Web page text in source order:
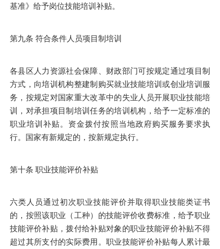
基准》给予岗位技能培训补贴。
第九条 符合条件人员项目制培训
各县区人力资源社会保障、财政部门可按规定通过项目制
方式，向培训机构整建制购买就业技能培训或创业培训服
务，按规定对国家重大改革中的失业人员开展职业技能培
训，对承担项目制培训任务的培训机构，给予一定标准的
职业培训补贴。资金拨付按照当地政府购买服务要求执
行。国家有新规定的，按新规定执行。
第十条 职业技能评价补贴
六类人员通过初次职业技能评价并取得职业技能类证书
的，按照该职业（工种）的技能评价收费标准，给予职业
技能评价补贴，拨付给补贴对象的职业技能评价补贴不得
超过其所支付的实际费用。职业技能评价补贴每人累计最